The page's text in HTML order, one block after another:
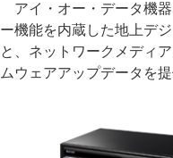
アイ・オー・データ機
ー機能を内蔵した地上デ
と、ネットワークメディ
ムウェアアップデータを提